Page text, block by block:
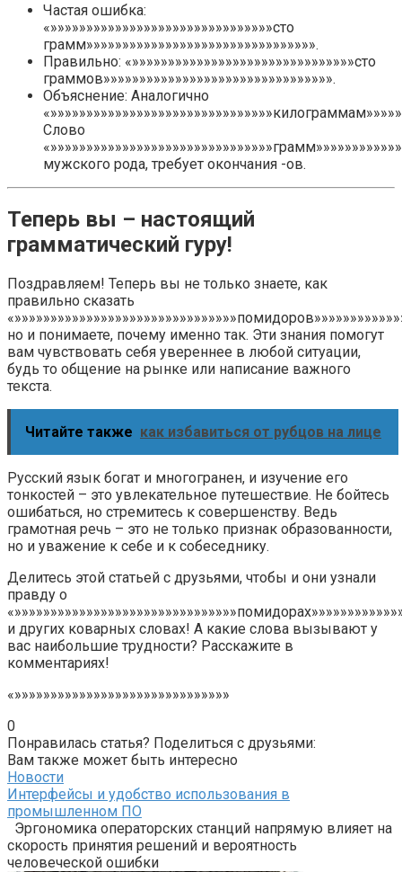
Частая ошибка:
«»»»»»»»»»»»»»»»»»»»»»»»»»»»»»»»сто
грамм»»»»»»»»»»»»»»»»»»»»»»»»»»»»»»»».
Правильно: «»»»»»»»»»»»»»»»»»»»»»»»»»»»»»»»сто
граммов»»»»»»»»»»»»»»»»»»»»»»»»»»»»»»»».
Объяснение: Аналогично
Слово
мужского рода, требует окончания -ов.
Теперь вы – настоящий
грамматический гуру!
Поздравляем! Теперь вы не только знаете, как
правильно сказать
но и понимаете, почему именно так. Эти знания помогут
вам чувствовать себя увереннее в любой ситуации,
будь то общение на рынке или написание важного
текста.
Читайте также как избавиться от рубцов на лице
Русский язык богат и многогранен, и изучение его
тонкостей – это увлекательное путешествие. Не бойтесь
ошибаться, но стремитесь к совершенству. Ведь
грамотная речь – это не только признак образованности,
но и уважение к себе и к собеседнику.
Делитесь этой статьей с друзьями, чтобы и они узнали
правду о
и других коварных словах! А какие слова вызывают у
вас наибольшие трудности? Расскажите в
комментариях!
«»»»»»»»»»»»»»»»»»»»»»»»»»»»»»»
0
Понравилась статья? Поделиться с друзьями:
Вам также может быть интересно
Новости
Интерфейсы и удобство использования в
промышленном ПО
Эргономика операторских станций напрямую влияет на
скорость принятия решений и вероятность
человеческой ошибки